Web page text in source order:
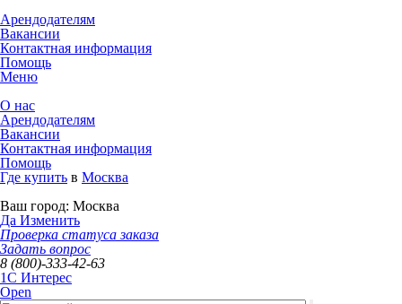
Арендодателям
Вакансии
Контактная информация
Помощь
Меню
О нас
Арендодателям
Вакансии
Контактная информация
Помощь
Где купить в Москва
Ваш город: Москва
Да Изменить
Проверка статуса заказа
Задать вопрос
8 (800)-333-42-63
1C Интерес
Open